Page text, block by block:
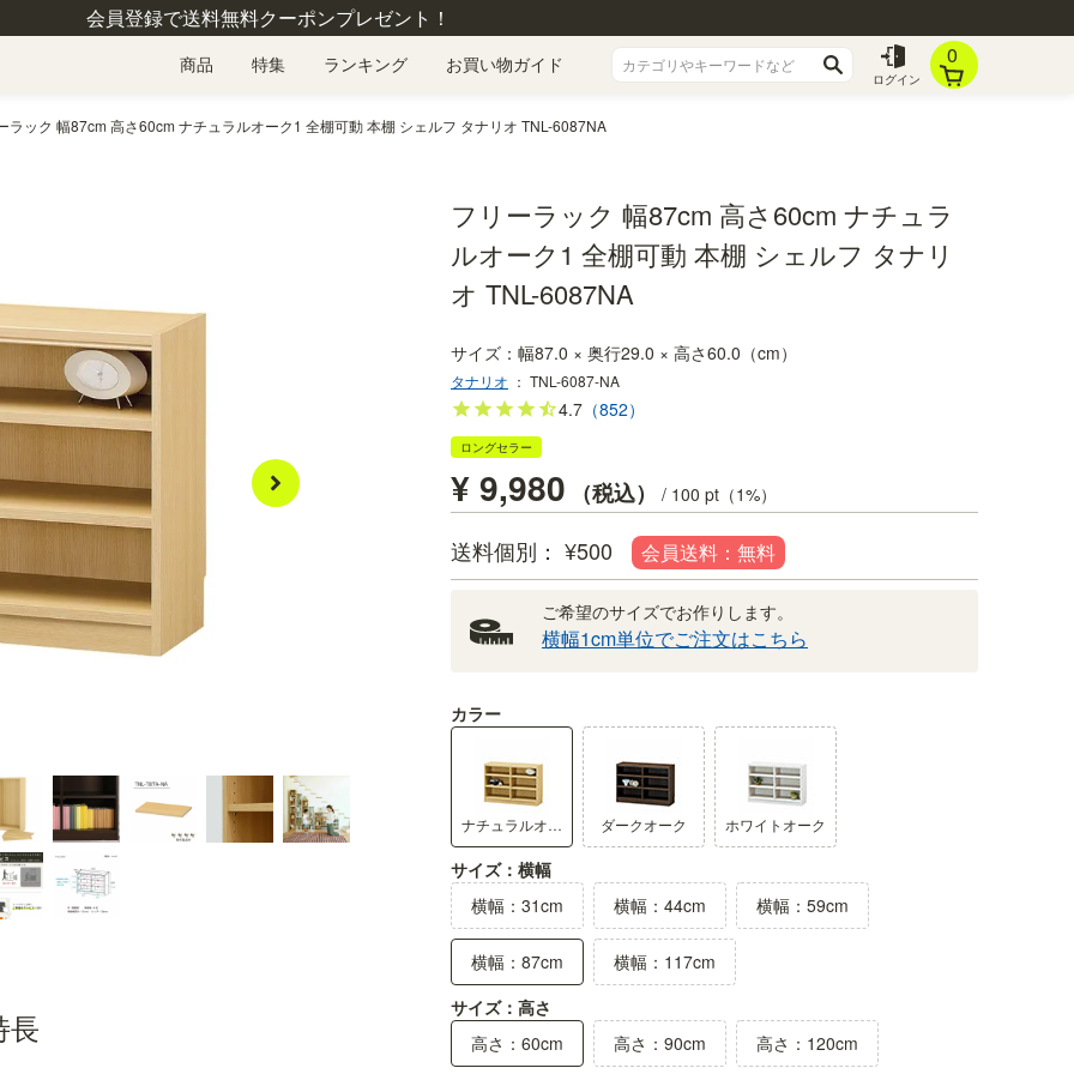
会員登録で送料無料クーポンプレゼント！
商品 特集 ランキング お買い物ガイド
ログイン
0
ラック 幅87cm 高さ60cm ナチュラルオーク1 全棚可動 本棚 シェルフ タナリオ TNL-6087NA
天板のデザイン
天板にはやわらかく彫り込んだライン。優しい影が表情をつくります。
棚板の正面（木口）には3Dエ
木口には、木の凸凹まで再現した
ます。
長
フリーラック 幅87cm 高さ60cm ナチュラ
ルオーク1 全棚可動 本棚 シェルフ タナリ
オ TNL-6087NA
幅87.0 × 奥行29.0 × 高さ60.0（cm）
タナリオ ： TNL-6087-NA
4.7 （852）
ロングセラー
¥9,980 税込 / 100 pt（1%）
送料個別 ¥500
ご希望のサイズでお作りします。
横幅1cm単位でご注文はこちら
カラー
ナチュラルオーク1 ダークオーク ホワイトオーク
サイズ：横幅
横幅：31cm
横幅：44cm 横幅：59cm
横幅：87cm
横幅：117cm
サイズ：高さ
高さ：60cm
高さ：90cm 高さ：120cm